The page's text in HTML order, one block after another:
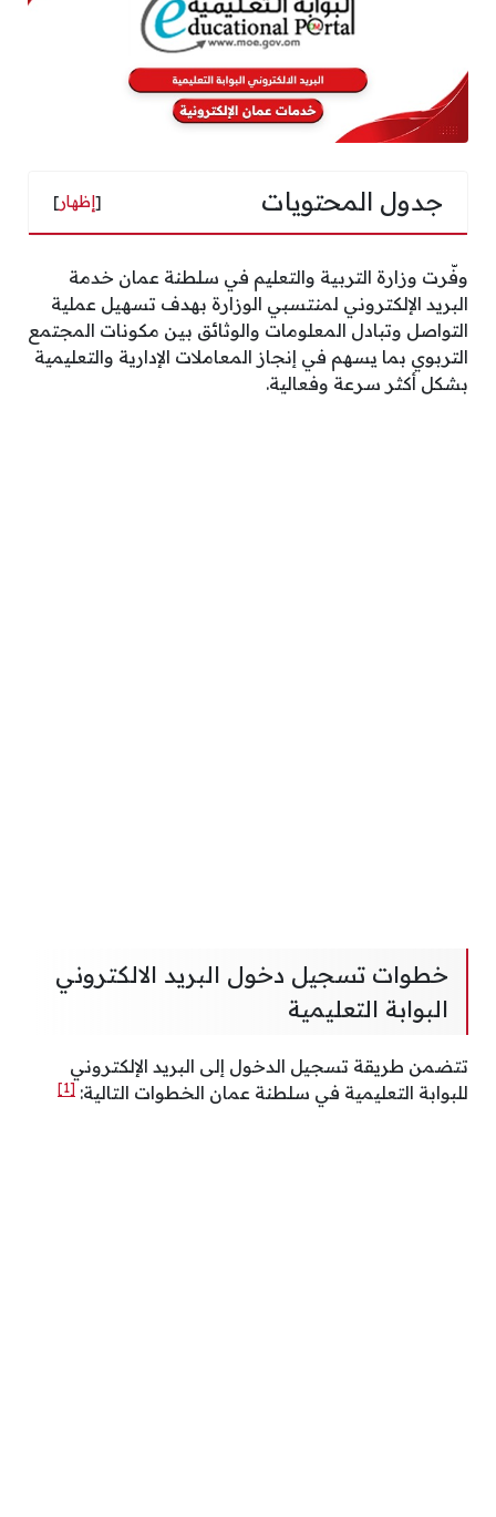
جدول المحتويات [إظهار]
وفّرت وزارة التربية والتعليم في سلطنة عمان خدمة
البريد الإلكتروني لمنتسبي الوزارة بهدف تسهيل عملية
التواصل وتبادل المعلومات والوثائق بين مكونات المجتمع
التربوي بما يسهم في إنجاز المعاملات الإدارية والتعليمية
بشكل أكثر سرعة وفعالية.
خطوات تسجيل دخول البريد الالكتروني
البوابة التعليمية
تتضمن طريقة تسجيل الدخول إلى البريد الإلكتروني
للبوابة التعليمية في سلطنة عمان الخطوات التالية: [1]